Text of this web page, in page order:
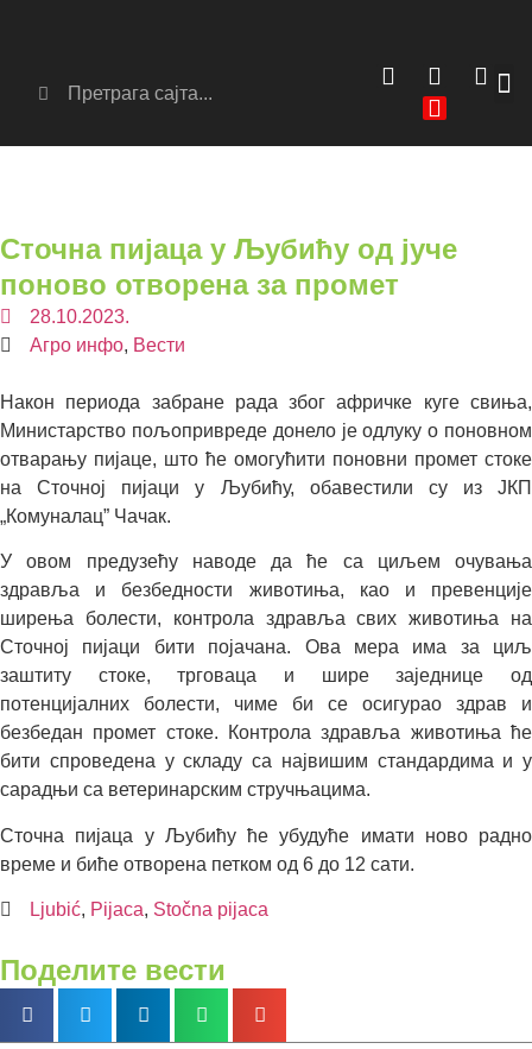
Сточна пијаца у Љубићу од јуче
поново отворена за промет
28.10.2023.
Агро инфо, Вести
Након периода забране рада због афричке куге свиња,
Министарство пољопривреде донело је одлуку о поновном
отварању пијаце, што ће омогућити поновни промет стоке
на Сточној пијаци у Љубићу, обавестили су из ЈКП
„Комуналац” Чачак.
У овом предузећу наводе да ће са циљем очувања
здравља и безбедности животиња, као и превенције
ширења болести, контрола здравља свих животиња на
Сточној пијаци бити појачана. Ова мера има за циљ
заштиту стоке, трговаца и шире заједнице од
потенцијалних болести, чиме би се осигурао здрав и
безбедан промет стоке. Контрола здравља животиња ће
бити спроведена у складу са највишим стандардима и у
сарадњи са ветеринарским стручњацима.
Сточна пијаца у Љубићу ће убудуће имати ново радно
време и биће отворена петком од 6 до 12 сати.
Ljubić, Pijaca, Stočna pijaca
Поделите вести